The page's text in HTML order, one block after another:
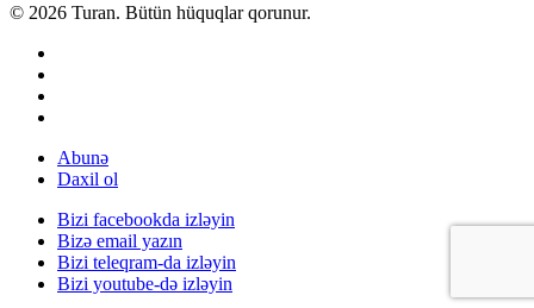
© 2026 Turan. Bütün hüquqlar qorunur.
Abunə
Daxil ol
Bizi facebookda izləyin
Bizə email yazın
Bizi teleqram-da izləyin
Bizi youtube-də izləyin